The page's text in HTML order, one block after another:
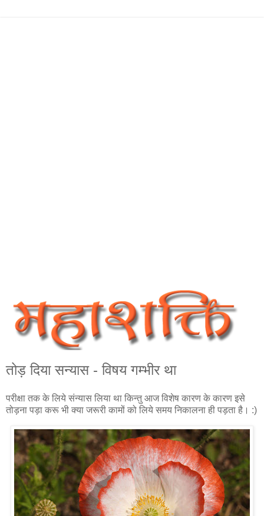
तोड़ दिया सन्‍यास - विषय ग‍म्‍भीर था
परीक्षा तक के लिये संन्यास लिया था किन्तु आज विशेष कारण के कारण इसे
तोड़ना पड़ा करू भी क्या जरूरी कामों को लिये समय निकालना ही पड़ता है। :)